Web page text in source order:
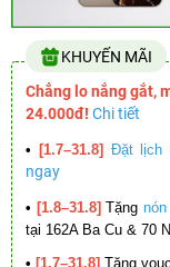
KHUYẾN MÃI
Chẳng lo nắng gắt,
24.000đ! Chi tiết
• [1.7–31.8] Đặt lịch
ngay
• [1.8–31.8] Tặng
tại 162A Ba Cu & 70
• [1.7–31.8] Tặng